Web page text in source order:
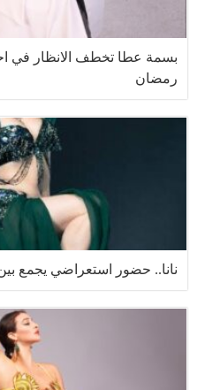
بسمة عطا تخطف الانظار في
رمضان
نانا.. حضور استعراضي يجمع بين